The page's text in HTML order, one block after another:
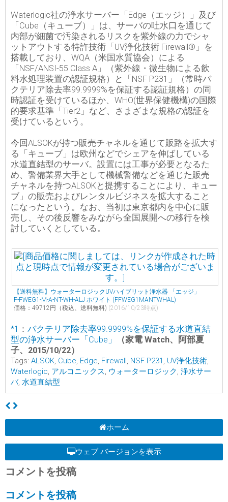
Waterlogic社の浄水サーバー「Edge（エッジ）」及び
「Cube（キューブ）」は、サーバの吐水口を通じて
内部が細菌で汚染されるリスクを紫外線の力でシャ
ットアウトする特許技術「UV浄化技術 Firewall®」を
搭載しており、WQA（米国水質協会）による
「NSF/ANSI-55 Class A」（紫外線・微生物による飲
料水処理装置の認証規格）と「NSF P231」（常時バ
クテリア除去率99.9999%を保証する認証規格）の同
時認証を受けているほか、WHO(世界保健機構)の国際
的要求基準「Tier2」など、さまざまな規格の認証を
受けているという。
今回ALSOKが持つ販売チャネルを通じて販路を拡大す
る「キューブ」は欧州などでシェアを伸ばしている
水道直結型のサーバ。設置には工事が必要となるた
め、警備業界大手として機械警備などを通じた販売
チャネルを持つALSOKと提携することにより、キュー
ブ」の販売およびレンタルビジネスを拡大すること
になったという。なお、当初は東京都内を中心に販
売し、その後反響をみながら全国展開への移行を検
討していくとしている。
【送料無料】ウォーターロジックUVハイブリット浄水器 「エッジ」
F-FWEG1-M-A-NT-WH-ALJ ホワイト (FFWEG1MANTWHAL)
価格：49712円（税込、送料無料) (2016/10/23時点)
*1 ： バクテリア除去率99.9999%を保証する水道直結
型の浄水サーバー「Cube」
（家電 Watch、阿部夏
子、2015/10/22）
Tags: ALSOK, Cube, Edge, Firewall, NSF P231 , UV浄化技術,
Waterlogic, アルコニックス, ウォーターロジック, 浄水サー
バ, 水道直結型
ホーム
ウェブ バージョンを表示
コメントを投稿
コメントを投稿